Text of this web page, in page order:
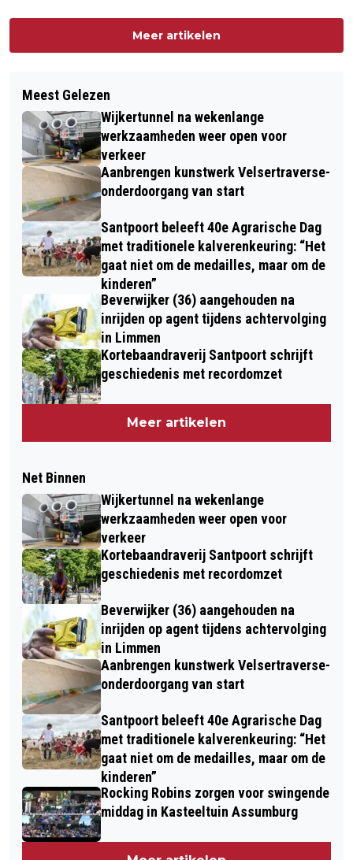
Meer artikelen
Meest Gelezen
Wijkertunnel na wekenlange
werkzaamheden weer open voor
verkeer
Aanbrengen kunstwerk Velsertraverse-
onderdoorgang van start
Santpoort beleeft 40e Agrarische Dag
met traditionele kalverenkeuring: “Het
gaat niet om de medailles, maar om de
kinderen”
Beverwijker (36) aangehouden na
inrijden op agent tijdens achtervolging
in Limmen
Kortebaandraverij Santpoort schrijft
geschiedenis met recordomzet
Meer artikelen
Net Binnen
Wijkertunnel na wekenlange
werkzaamheden weer open voor
verkeer
Kortebaandraverij Santpoort schrijft
geschiedenis met recordomzet
Beverwijker (36) aangehouden na
inrijden op agent tijdens achtervolging
in Limmen
Aanbrengen kunstwerk Velsertraverse-
onderdoorgang van start
Santpoort beleeft 40e Agrarische Dag
met traditionele kalverenkeuring: “Het
gaat niet om de medailles, maar om de
kinderen”
Rocking Robins zorgen voor swingende
middag in Kasteeltuin Assumburg